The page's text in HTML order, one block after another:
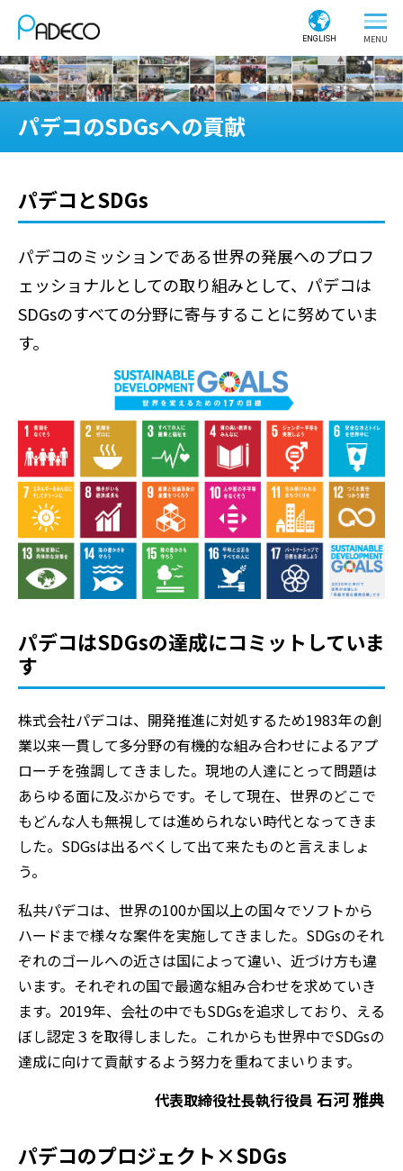
ENGLISH
パデコのSDGsへの貢献
パデコとSDGs
パデコのミッションである世界の発展へのプロフ
ェッショナルとしての取り組みとして、パデコは
SDGsのすべての分野に寄与することに努めていま
す。
パデコはSDGsの達成にコミットしていま
す
株式会社パデコは、開発推進に対処するため1983年の創
業以来一貫して多分野の有機的な組み合わせによるアプ
ローチを強調してきました。現地の人達にとって問題は
あらゆる面に及ぶからです。そして現在、世界のどこで
もどんな人も無視しては進められない時代となってきま
した。SDGsは出るべくして出て来たものと言えましょ
う。
私共パデコは、世界の100か国以上の国々でソフトから
ハードまで様々な案件を実施してきました。SDGsのそれ
ぞれのゴールへの近さは国によって違い、近づけ方も違
います。それぞれの国で最適な組み合わせを求めていき
ます。 2019年、会社の中でもSDGsを追求しており、える
ぼし認定３を取得しました。これからも世界中でSDGsの
達成に向けて貢献するよう努力を重ねてまいります。
代表取締役社長執行役員 石河 雅典
パデコのプロジェクト×SDGs